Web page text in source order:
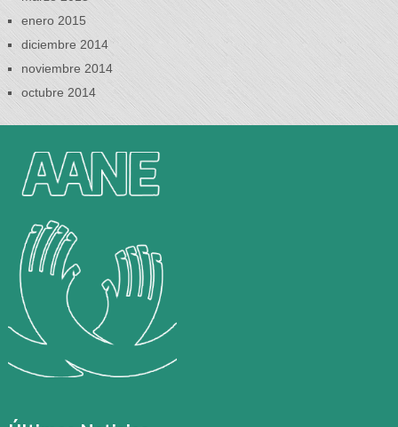
enero 2015
diciembre 2014
noviembre 2014
octubre 2014